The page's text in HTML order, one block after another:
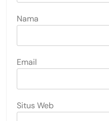
Nama
Email
Situs Web